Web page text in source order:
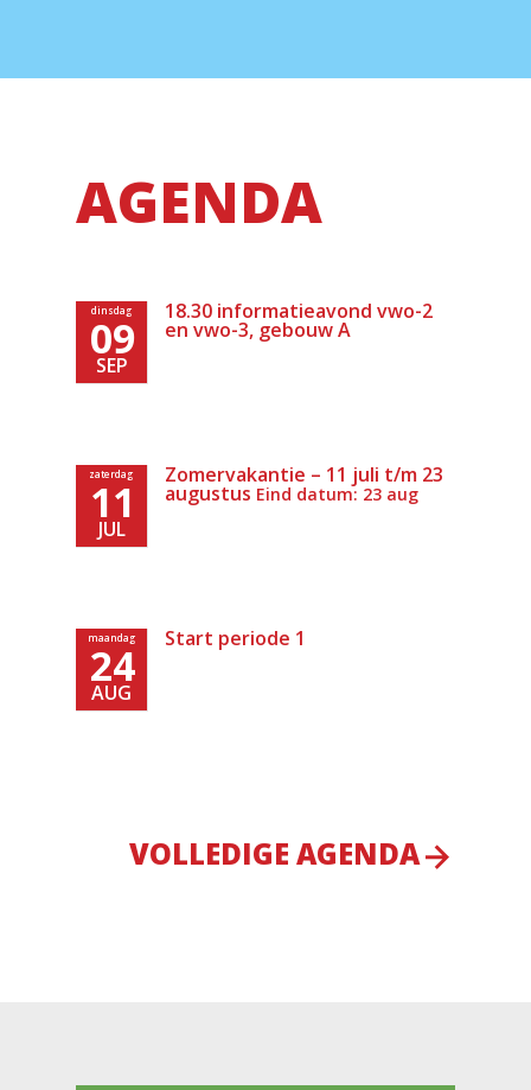
AGENDA
dinsdag
09
SEP
18.30 informatieavond vwo-2
en vwo-3, gebouw A
zaterdag
11
JUL
Zomervakantie – 11 juli t/m 23
augustus Eind datum: 23 aug
maandag
24
AUG
Start periode 1
VOLLEDIGE AGENDA